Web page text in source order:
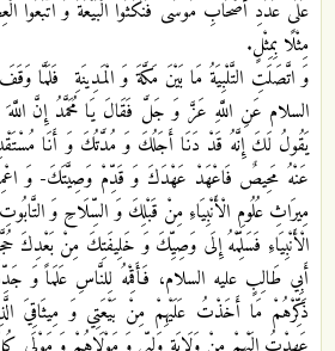
عَلَى عَدَدِ أَصْحَابِ مُوسَى فَنَكَثُوا الْبَيْعَةَ وَ اتَّبَعُوا
مِثْلًا بِمِثْلٍ.
وَ اتَّصَلَتِ التَّلْبِيَةُ مَا بَيْنَ مَكَّةَ وَ الْمَدِينَةِ فَلَمَّا
السلام عَنِ اللَّهِ عَزَّ وَ جَلَّ فَقَالَ يَا مُحَمَّدُ إِنَّ
يَقُولُ لَكَ إِنَّهُ قَدْ دَنَا أَجَلُكَ وَ مُدَّتُكَ وَ أَنَا
عَنْهُ مَحِيصٌ فَاعْهَدْ عَهْدَكَ وَ قَدِّمْ وَصِيَّتَكَ- وَ
مِيرَاثِ عُلُومِ الْأَنْبِيَاءِ مِنْ قَبْلِكَ وَ السِّلَاحِ وَ
الْأَنْبِيَاءِ فَسَلِّمْهُ إِلَى وَصِيِّكَ وَ خَلِيفَتِكَ مِنْ بَعْدِكَ
أَبِي طَالِبٍ عليه السلام، فَأَقِمْهُ لِلنَّاسِ عَلَماً وَ
ذَكِّرْهُمْ مَا أَخَذْتُ عَلَيْهِمْ مِنْ بَيْعَتِي وَ مِيثَاقِيَ